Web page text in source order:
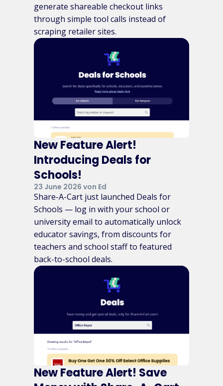
generate shareable checkout links
through simple tool calls instead of
scraping retailer sites.
New Feature Alert!
Introducing Deals for
Schools!
23 June 2026 von Ed
Share-A-Cart just launched Deals for
Schools — log in with your school or
university email to automatically unlock
educator savings, from discounts for
teachers and school staff to featured
back-to-school deals.
New Feature Alert! Save